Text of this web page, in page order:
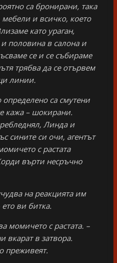
са бронирани, така
и всичко, което
като ураган,
половина в салона и
се и се събираме
трябва да се отървем
линии.
определено са смутени
кажа – шокирани.
Линда и
сините си очи, агентът
с растата
върти несръчно
на реакцията им
ето ви битка.
момичето с растата. –
вкарат в затвора.
преживеят.